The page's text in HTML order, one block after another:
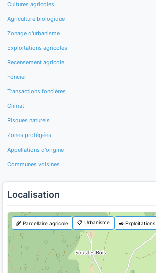
Cultures agricoles
Agriculture biologique
Zonage d'urbanisme
Exploitations agricoles
Recensement agricole
Foncier
Transactions foncières
Climat
Risques naturels
Zones protégées
Appellations d'origine
Communes voisines
Localisation
🌾 Parcellaire agricole 📋 Urbanisme 🚜 Exploitations